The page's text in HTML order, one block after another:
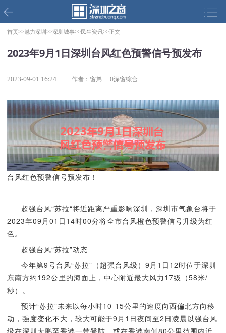
首页>>魅力深圳>>深圳城事>>民生资讯>>正文
2023年9月1日深圳台风红色预警信号预发布
2023-09-01 16:24 作者：窗弟 0深窗综合
台风红色预警信号预发布！
超强台风“苏拉“将近距离严重影响深圳，深圳市气象台将于
2023年09月01日14时00分将全市台风橙色预警信号升级为红
色。
超强台风“苏拉”动态
今年第9号台风“苏拉”（超强台风级）9月1日12时位于深圳
东南方约192公里的海面上，中心附近最大风力17级（58米/
秒）。
预计“苏拉”未来以每小时10-15公里的速度向西偏北方向移
动，强度变化不大，较大可能于9月1日夜间至2日凌晨以强台风